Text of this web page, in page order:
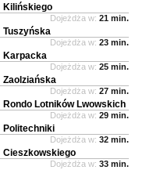
Kilińskiego
Dojeżdża w: 21 min.
Tuszyńska
Dojeżdża w: 23 min.
Karpacka
Dojeżdża w: 25 min.
Zaolziańska
Dojeżdża w: 27 min.
Rondo Lotników Lwowskich
Dojeżdża w: 29 min.
Politechniki
Dojeżdża w: 32 min.
Cieszkowskiego
Dojeżdża w: 33 min.